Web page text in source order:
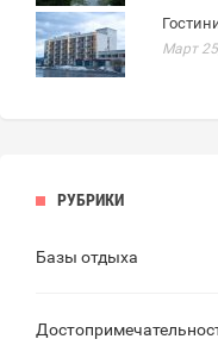
Март
РУБРИКИ
Базы отдыха